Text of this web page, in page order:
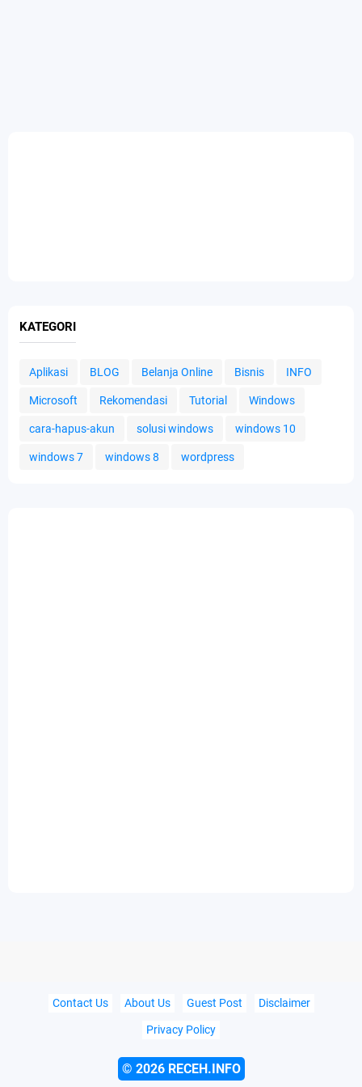
KATEGORI
Aplikasi BLOG Belanja Online Bisnis INFO
Microsoft Rekomendasi Tutorial Windows
cara-hapus-akun solusi windows windows 10
windows 7 windows 8 wordpress
Contact Us About Us Guest Post
Disclaimer
Privacy Policy
© 2026 RECEH.INFO